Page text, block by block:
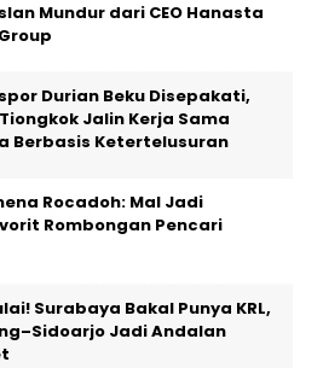
Mundur dari CEO Hanasta
Durian Beku Disepakati,
Jalin Kerja Sama
Berbasis Ketertelusuran
Rocadoh: Mal Jadi
Rombongan Pencari
Surabaya Bakal Punya KRL,
Jadi Andalan